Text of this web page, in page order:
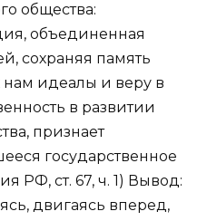
общества:
объединенная
сохраняя память
идеалы и веру в
в развитии
признает
государственное
РФ, ст. 67, ч. 1) Вывод:
двигаясь вперед,